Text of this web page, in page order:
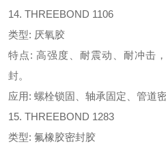
14. THREEBOND 1106
类型: 厌氧胶
特点: 高强度、耐震动、耐冲击
封。
应用: 螺栓锁固、轴承固定、管道密
15. THREEBOND 1283
类型: 氟橡胶密封胶